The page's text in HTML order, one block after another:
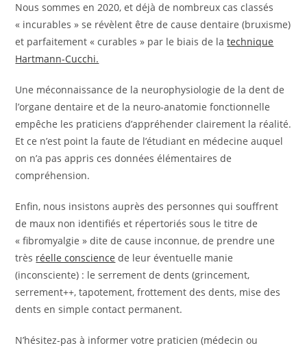
Nous sommes en 2020, et déjà de nombreux cas classés
« incurables » se révèlent être de cause dentaire (bruxisme)
et parfaitement « curables » par le biais de latechnique
Hartmann-Cucchi.
Une méconnaissance de la neurophysiologie de la dent de
l’organe dentaire et de la neuro-anatomie fonctionnelle
empêche les praticiens d’appréhender clairement la réalité.
Et ce n’est point la faute de l’étudiant en médecine auquel
on n’a pas appris ces données élémentaires de
compréhension.
Enfin, nous insistons auprès des personnes qui souffrent
de maux non identifiés et répertoriés sous le titre de
« fibromyalgie » dite de cause inconnue, de prendre une
très réelle conscience de leur éventuelle manie
(inconsciente) : le serrement de dents (grincement,
serrement++, tapotement, frottement des dents, mise des
dents en simple contact permanent.
N’hésitez-pas à informer votre praticien (médecin ou